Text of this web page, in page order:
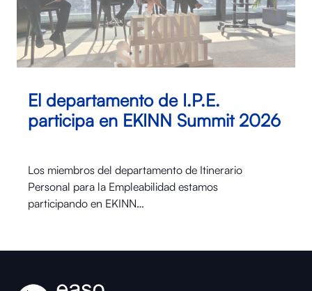
El departamento de I.P.E.
participa en EKINN Summit 2026
Los miembros del departamento de Itinerario
Personal para la Empleabilidad estamos
participando en EKINN…